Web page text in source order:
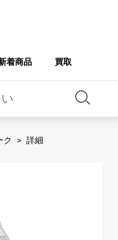
着商品 買取
ンブル
ータクロア
ャーム
ク > 詳細